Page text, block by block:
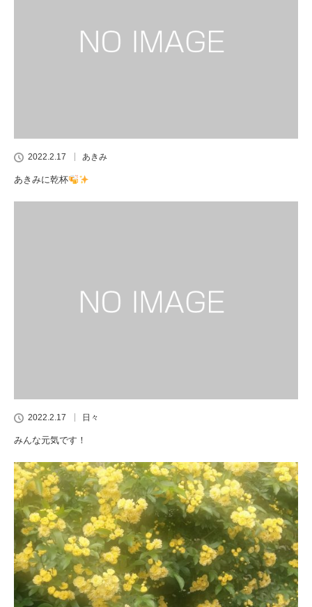
2022.2.17 あきみ
あきみに乾杯
2022.2.17 日々
みんな元気です！